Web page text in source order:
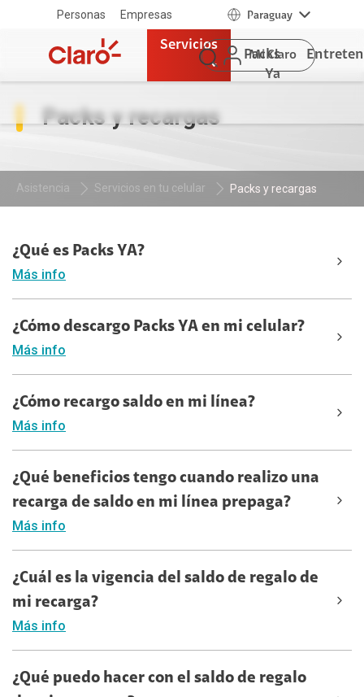
Personas Empresas Paraguay
Servicios
Packs
Ya
Mi Claro
Packs y recargas
Asistencia Servicios en tu celular Packs y recargas
¿Qué es Packs YA?
Más info
¿Cómo descargo Packs YA en mi celular?
Más info
¿Cómo recargo saldo en mi línea?
Más info
¿Qué beneficios tengo cuando realizo una
recarga de saldo en mi línea prepaga?
Más info
¿Cuál es la vigencia del saldo de regalo de
mi recarga?
Más info
¿Qué puedo hacer con el saldo de regalo